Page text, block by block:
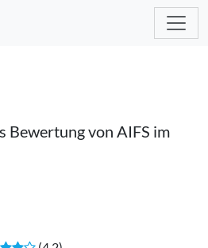
Bewertung von AIFS im